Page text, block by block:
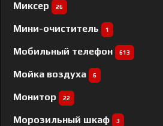
Миксер 26
Мини-очиститель 1
Мобильный телефон 613
Мойка воздуха 6
Монитор 22
Морозильный шкаф 3